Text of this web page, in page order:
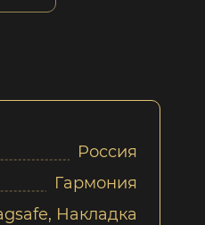
Россия
Гармония
Накладка